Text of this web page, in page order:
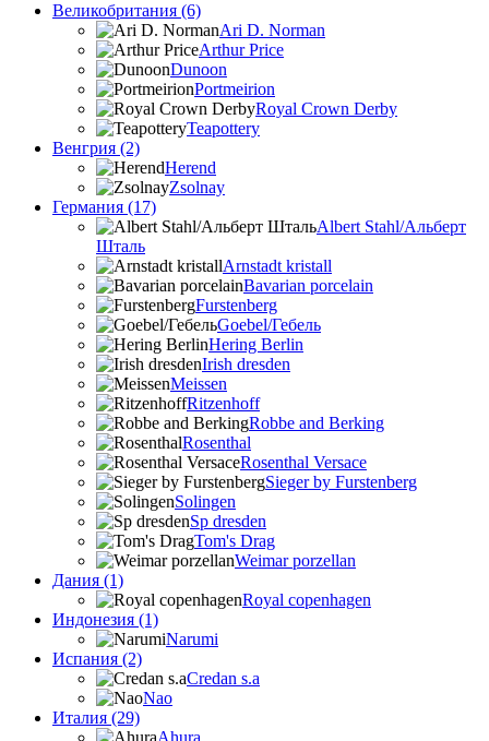
Великобритания (6)
Ari D. Norman
Arthur Price
Dunoon
Portmeirion
Royal Crown Derby
Teapottery
Венгрия (2)
Herend
Zsolnay
Германия (17)
Albert Stahl/Альбеpт
Шталь
Arnstadt kristall
Bavarian porcelain
Furstenberg
Goebel/Гебель
Hering Berlin
Irish dresden
Meissen
Ritzenhoff
Robbe and Berking
Rosenthal
Rosenthal Versace
Sieger by Furstenberg
Solingen
Sp dresden
Tom's Drag
Weimar porzellan
Дания (1)
Royal copenhagen
Индонезия (1)
Narumi
Испания (2)
Credan s.a
Nao
Италия (29)
Ahura